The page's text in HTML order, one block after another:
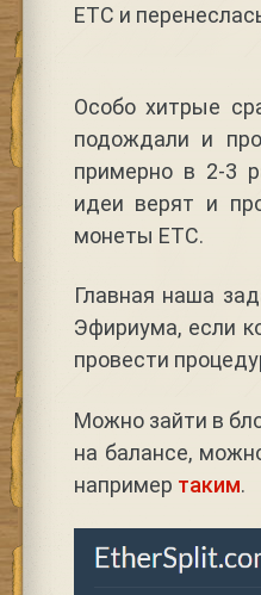
ETC и
Особо хитрые
подождали и
примерно в 2-3
идеи верят и
монеты ETC.
Главная наша
Эфириума, если
провести
Можно зайти в
на балансе,
например таким.